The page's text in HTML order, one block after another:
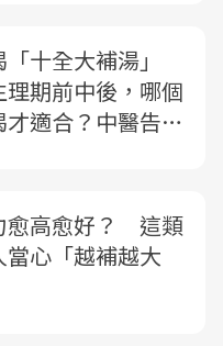
十全大補湯」
理期前中後，哪個
才適合？中醫告訴
愈高愈好？ 這類
當心「越補越大